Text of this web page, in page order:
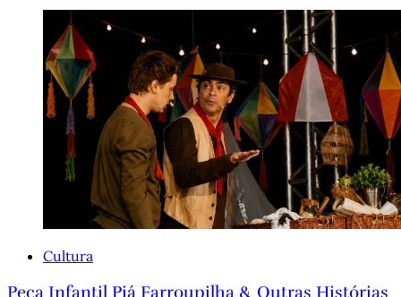
Cultura
Peça Infantil Piá Farroupilha & Outras Histórias